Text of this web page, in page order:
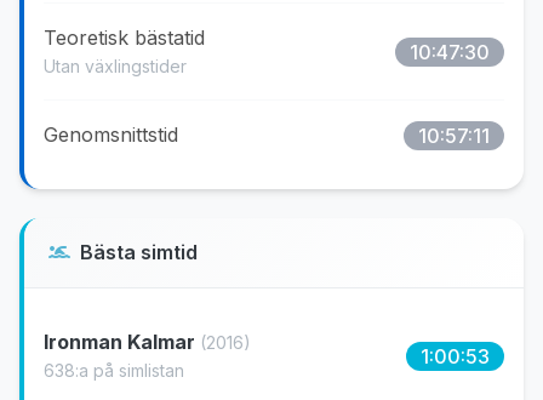
Teoretisk bästatid
Utan växlingstider
10:47:30
Genomsnittstid 10:57:11
Bästa simtid
Ironman Kalmar (2016)
638:a på simlistan
1:00:53